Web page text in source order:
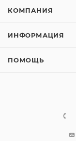
КОМПАНИЯ
ИНФОРМАЦИЯ
ПОМОЩЬ